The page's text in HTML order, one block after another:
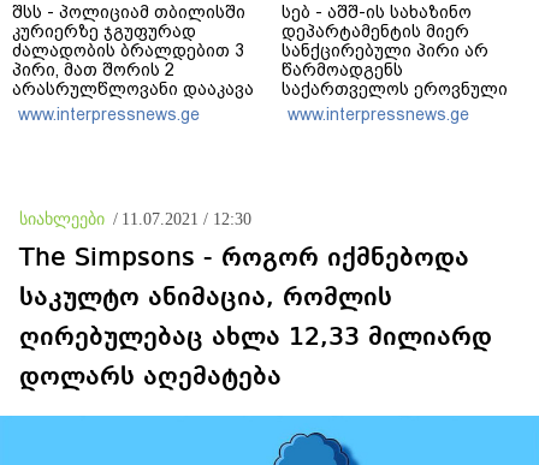
შსს - პოლიციამ თბილისში
კურიერზე ჯგუფურად
ძალადობის ბრალდებით 3
პირი, მათ შორის 2
არასრულწლოვანი დააკავა
- კიდევ 2 პირის დაკავების
მიზნით კი შესაბამისი
www.interpressnews.ge
სებ - აშშ-ის სახაზინო
დეპარტამენტის მიერ
სანქცირებული პირი არ
წარმოადგენს
საქართველოს ეროვნული
ბანკის რეგულირებულ
www.interpressnews.ge
სიახლეები / 11.07.2021 / 12:30
The Simpsons - როგორ იქმნებოდა
საკულტო ანიმაცია, რომლის
ღირებულებაც ახლა 12,33 მილიარდ
დოლარს აღემატება